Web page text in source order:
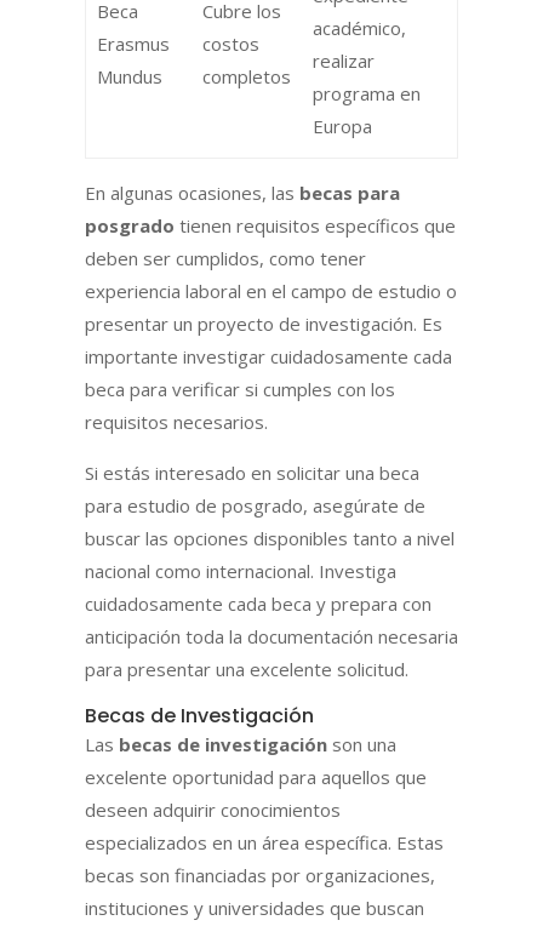
Beca
Erasmus
Mundus
Cubre los
costos
completos
académico,
realizar
programa en
Europa
En algunas ocasiones, las becas para
posgrado tienen requisitos específicos que
deben ser cumplidos, como tener
experiencia laboral en el campo de estudio o
presentar un proyecto de investigación. Es
importante investigar cuidadosamente cada
beca para verificar si cumples con los
requisitos necesarios.
Si estás interesado en solicitar una beca
para estudio de posgrado, asegúrate de
buscar las opciones disponibles tanto a nivel
nacional como internacional. Investiga
cuidadosamente cada beca y prepara con
anticipación toda la documentación necesaria
para presentar una excelente solicitud.
Becas de Investigación
Las becas de investigaciónson una
excelente oportunidad para aquellos que
deseen adquirir conocimientos
especializados en un área específica. Estas
becas son financiadas por organizaciones,
instituciones y universidades que buscan